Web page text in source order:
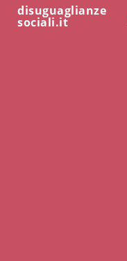
disuguaglianze
sociali.it